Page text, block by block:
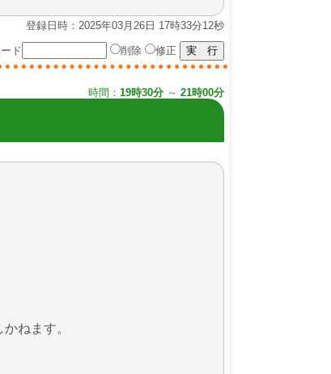
登録日時：2025年03月26日 17時33分12秒
ド
削除 修正
時間： 19時30分 ～ 21時00分
ねます。